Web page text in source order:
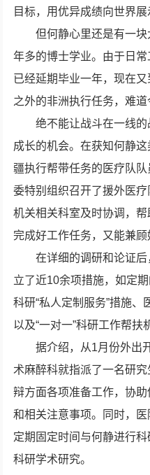
目标，用优异成绩向世界展
但何静心里还是有一
年多的博士学业。由于日
已经延期毕业一年，现在
之外的非洲执行任务，难道
绝不能让战斗在一线
成长的机会。在获知何静
疆执行帮带任务的医疗队队
委特别组织召开了援外医
机关相关科室及时协调，帮
完成好工作任务，又能兼顾
在详细的调研和论证
立了近10余项措施，如定
科研“私人定制服务”措施、
以及“一对一”科研工作帮扶
据介绍，从1月份外出
术麻醉科就指派了一名研
辩方面各项准备工作，协
和相关注意事项。同时，
定期固定时间与何静进行
科研学术研究。